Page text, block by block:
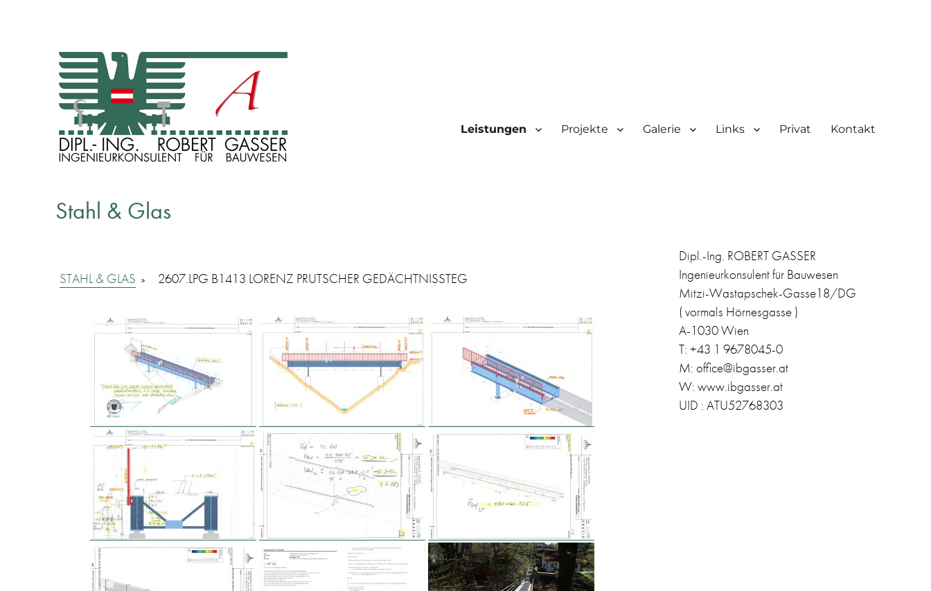
Leistungen Projekte Galerie Links Privat Kontakt
Stahl & Glas
STAHL & GLAS » 2607.LPG B1413 LORENZ PRUTSCHER GEDÄCHTNISSTEG
Dipl.-Ing. ROBERT GASSER
Ingenieurkonsulent für Bauwesen
Mitzi-Wastapschek-Gasse18/DG
( vormals Hörnesgasse )
A-1030 Wien
T: +43 1 9678045-0
M: office@ibgasser.at
W: www.ibgasser.at
UID : ATU52768303